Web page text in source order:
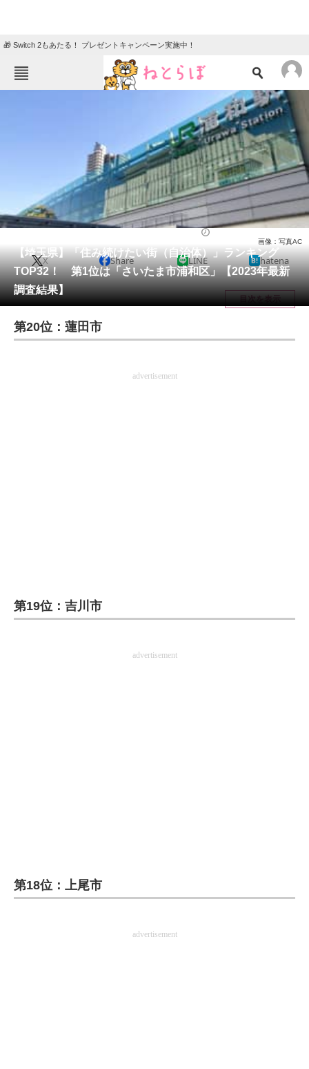
🎁 Switch 2もあたる！ プレゼントキャンペーン実施中！
ニュース
クイズ
地域
教育・育児
動物 リサーチ
会員記事
メディア
注目記事を集めた総合ページ
ITの今と未来を見通す
ITエンジニア向け専門サイト
【埼玉県】「住み続けたい街（自治体）」ランキング
TOP32！ 第1位は「さいたま市浦和区」【2023年最新
調査結果】
画像：写真AC
X Share LINE hatena
目次を表示
第20位：蓮田市
advertisement
第19位：吉川市
advertisement
第18位：上尾市
advertisement